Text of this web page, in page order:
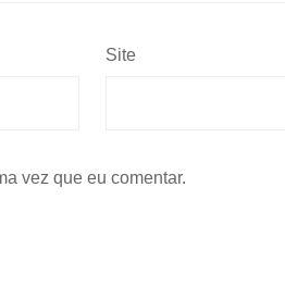
Site
vez que eu comentar.